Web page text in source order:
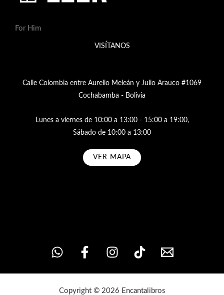
For Him
VISÍTANOS
Calle Colombia entre Aurelio Meleán y Julio Arauco #1069
Cochabamba - Bolivia
Lunes a viernes de 10:00 a 13:00 - 15:00 a 19:00,
Sábado de 10:00 a 13:00
VER MAPA
Copyright © 2026 Encantalibros